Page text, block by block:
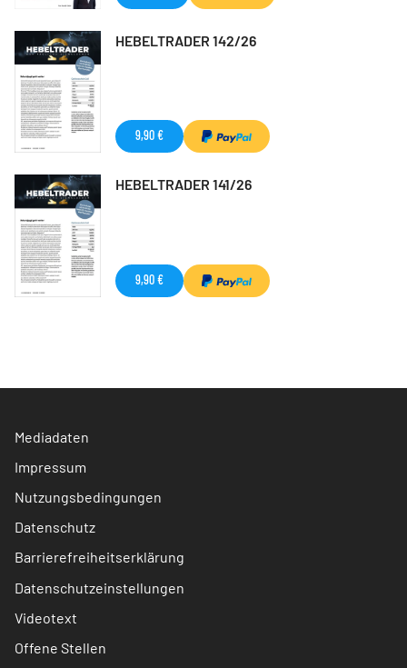
HEBELTRADER 142/26
9,90 €
HEBELTRADER 141/26
9,90 €
Mediadaten
Impressum
Nutzungsbedingungen
Datenschutz
Barrierefreiheitserklärung
Datenschutzeinstellungen
Videotext
Offene Stellen